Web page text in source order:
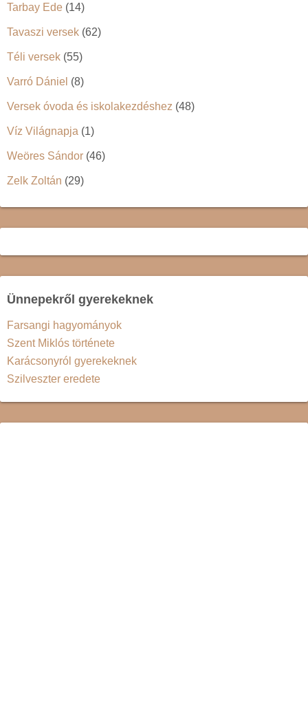
Tarbay Ede (14)
Tavaszi versek (62)
Téli versek (55)
Varró Dániel (8)
Versek óvoda és iskolakezdéshez (48)
Víz Világnapja (1)
Weöres Sándor (46)
Zelk Zoltán (29)
Ünnepekről gyerekeknek
Farsangi hagyományok
Szent Miklós története
Karácsonyról gyerekeknek
Szilveszter eredete